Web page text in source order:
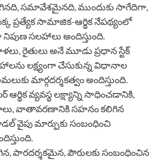
సమావేశమైనది, ముందుకు సాగేదిగా,
ప్రత్యేక సామాజిక-ఆర్థిక నేపథ్యంలో
సలహాలు అందిస్తుంది.
రైతులు అనే మూడు ప్రధాన స్టేక్
లక్ష్యంగా చేసుకున్న విధానాల
మార్గదర్శకత్వం అందిస్తుంది.
వ్యవస్థ లక్ష్యాన్ని సాధించడానికి,
వాతావరణానికి సహనం కలిగిన
వైపు మార్పుకు సంబంధించి
పారదర్శకమైన, పౌరులకు సంబంధించిన